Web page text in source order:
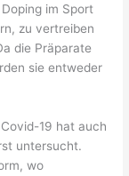
im Sport
zu vertreiben
die Präparate
sie entweder
19 hat auch
untersucht.
wo